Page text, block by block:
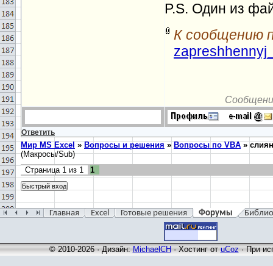
P.S. Один из
К сообщению
Ответить
Мир MS Excel » Вопросы и решения » Вопросы по VBA »
(Макросы/Sub)
Страница 1 из 1 1
Главная Excel Готовые решения Форумы
© 2010-2026 · Дизайн: MichaelCH · Хостинг от uCoz · При